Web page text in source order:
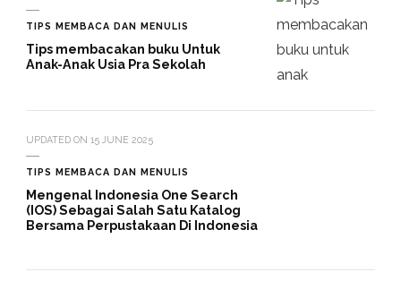
TIPS MEMBACA DAN MENULIS
Tips membacakan buku Untuk
Anak-Anak Usia Pra Sekolah
UPDATED ON 15 JUNE 2025
TIPS MEMBACA DAN MENULIS
Mengenal Indonesia One Search
(IOS) Sebagai Salah Satu Katalog
Bersama Perpustakaan Di Indonesia